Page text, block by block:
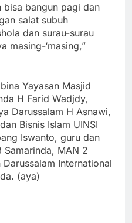
bisa bangun pagi dan
salat subuh
dan surau-surau
masing-‘masing,”
Yayasan Masjid
H Farid Wadjdy,
Darussalam H Asnawi,
Bisnis Islam UINSI
Iswanto, guru dan
Samarinda, MAN 2
International
(aya)